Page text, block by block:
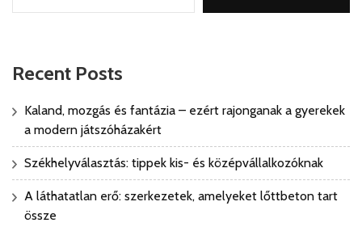
Recent Posts
Kaland, mozgás és fantázia – ezért rajonganak a gyerekek
a modern játszóházakért
Székhelyválasztás: tippek kis- és középvállalkozóknak
A láthatatlan erő: szerkezetek, amelyeket lőttbeton tart
össze